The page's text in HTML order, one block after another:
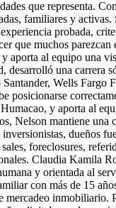
que representa.
familiares y
probada,
que muchos
al equipo una
una carrera
Wells
y aporta al
Nelson mantiene
dueños
foreclosures,
Claudia Kamila
y orientada al
con más de 15